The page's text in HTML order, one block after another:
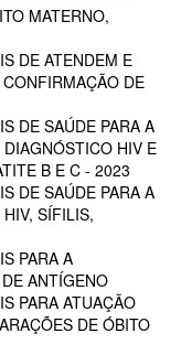
MATERNO,
DE ATENDEM E
DE
DE SAÚDE PARA A
HIV E
B E C - 2023
DE SAÚDE PARA A
SÍFILIS,
PARA A
ANTÍGENO
PARA ATUAÇÃO
DE ÓBITO